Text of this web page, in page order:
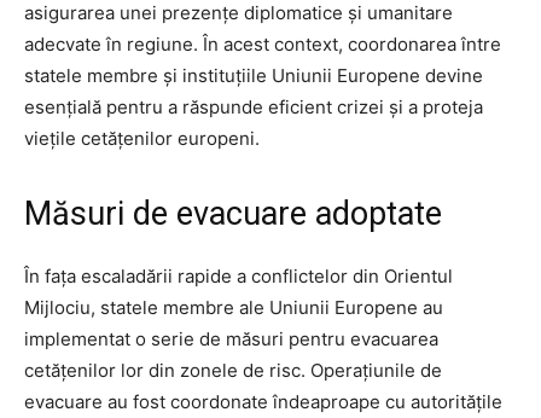
asigurarea unei prezențe diplomatice și umanitare
adecvate în regiune. În acest context, coordonarea între
statele membre și instituțiile Uniunii Europene devine
esențială pentru a răspunde eficient crizei și a proteja
viețile cetățenilor europeni.
Măsuri de evacuare adoptate
În fața escaladării rapide a conflictelor din Orientul
Mijlociu, statele membre ale Uniunii Europene au
implementat o serie de măsuri pentru evacuarea
cetățenilor lor din zonele de risc. Operațiunile de
evacuare au fost coordonate îndeaproape cu autoritățile